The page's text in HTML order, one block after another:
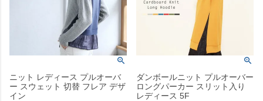
ニット レディース プルオーバ
ー スウェット 切替 フレア デザ
イン
ダンボールニット プルオーバー
ロングパーカー スリット入り
レディース 5F